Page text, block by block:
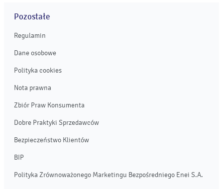
Pozostałe
Regulamin
Dane osobowe
Polityka cookies
Nota prawna
Zbiór Praw Konsumenta
Dobre Praktyki Sprzedawców
Bezpieczeństwo Klientów
BIP
Polityka Zrównoważonego Marketingu Bezpośredniego Enei S.A.